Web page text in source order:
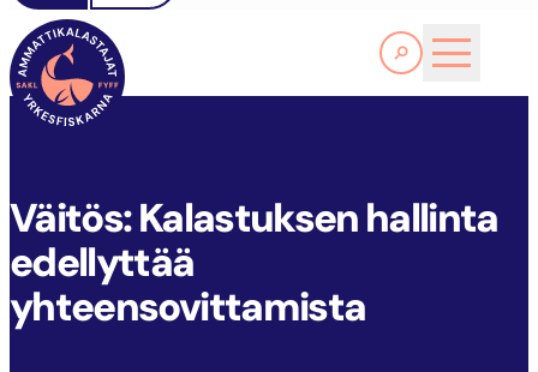
Lue lisää
SAKL
Väitös: Kalastuksen hallinta
edellyttää
yhteensovittamista